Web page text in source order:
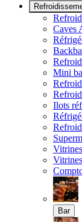
Caves
Mini
Ilots
Bar